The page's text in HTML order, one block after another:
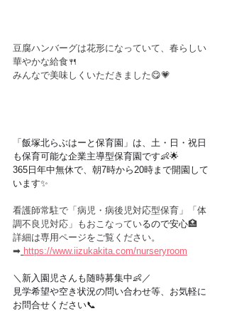
豆腐ハンバーグは花形になっていて、春らしい
華やかな給食🍴
みんなで美味しくいただきました😋💗
「飯塚北らぶはーと保育園」は、土・日・祝日
も保育可能な企業主導型保育園です👶🌟
365日年中無休で、朝7時から20時まで開園して
います✨
看護師常駐で「病児・病後児対応型保育」「体
調不良児対応」もおこなっているので安心🏥
詳細は専用ページをご覧ください。
➡︎ https://www.iizukakita.com/nurseryroom
＼新入園児さんも随時募集中👶／
見学希望や空き状況の問い合わせ等、お気軽に
お問合せください📞